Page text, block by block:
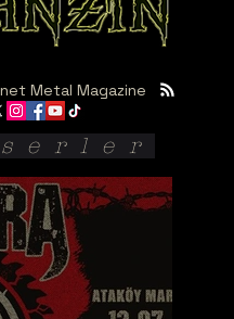
Metal Magazine